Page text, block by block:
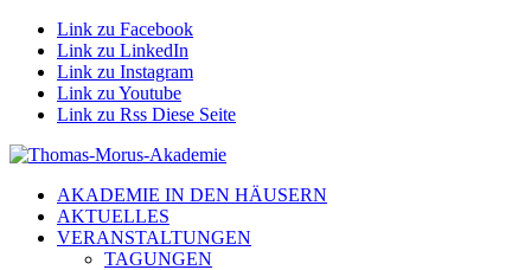
Link zu Facebook
Link zu LinkedIn
Link zu Instagram
Link zu Youtube
Link zu Rss Diese Seite
AKADEMIE IN DEN HÄUSERN
AKTUELLES
VERANSTALTUNGEN
TAGUNGEN